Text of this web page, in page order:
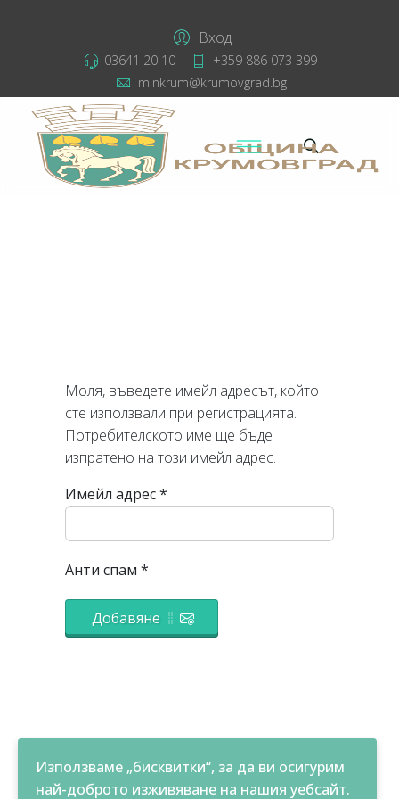
Вход
03641 20 10
+359 886 073 399
minkrum@krumovgrad.bg
Моля, въведете имейл адресът, който
сте използвали при регистрацията.
Потребителското име ще бъде
изпратенo на този имейл адрес.
Имейл адрес*
Анти спам *
Добавяне
Използваме „бисквитки“, за да ви осигурим
най-доброто изживяване на нашия уебсайт.